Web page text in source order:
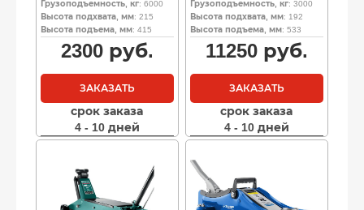
Грузоподъемность, кг: 6000
Высота подхвата, мм: 215
Высота подъема, мм: 415
2300руб.
ЗАКАЗАТЬ
срок заказа
4 - 10 дней
Грузоподъемность, кг: 3000
Высота подхвата, мм: 192
Высота подъема, мм: 533
11250руб.
ЗАКАЗАТЬ
срок заказа
4 - 10 дней